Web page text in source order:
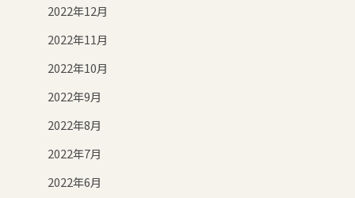
2022年12月
2022年11月
2022年10月
2022年9月
2022年8月
2022年7月
2022年6月